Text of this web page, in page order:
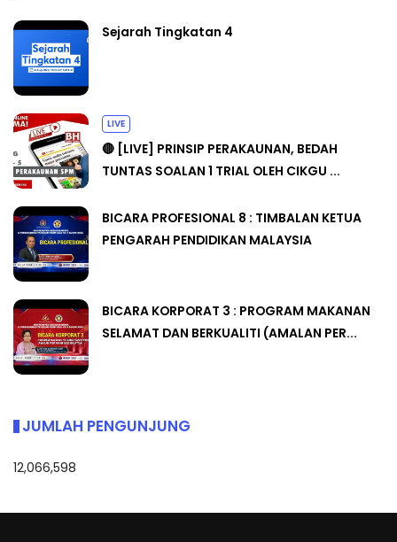
Sejarah Tingkatan 4
LIVE
🔴 [LIVE] PRINSIP PERAKAUNAN, BEDAH
TUNTAS SOALAN 1 TRIAL OLEH CIKGU ...
BICARA PROFESIONAL 8 : TIMBALAN KETUA
PENGARAH PENDIDIKAN MALAYSIA
BICARA KORPORAT 3 : PROGRAM MAKANAN
SELAMAT DAN BERKUALITI (AMALAN PER...
JUMLAH PENGUNJUNG
12,066,598